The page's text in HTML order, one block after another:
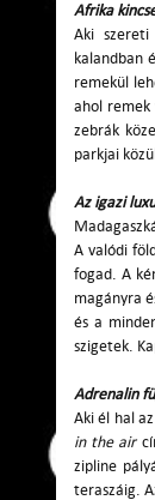
Afrika
Aki szereti
kalandban
remekül
ahol remek
zebrák
parkjai
Az igazi
A valódi
fogad. A
magányra
és a
szigetek.
Adrenalin
Aki él hal
in the air
zipline
teraszáig.